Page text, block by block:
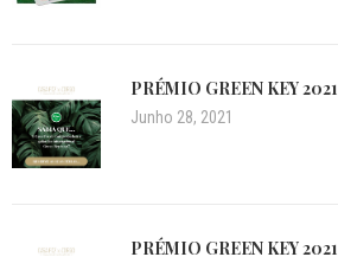
PRÉMIO GREEN KEY 2021
Junho 28, 2021
PRÉMIO GREEN KEY 2021